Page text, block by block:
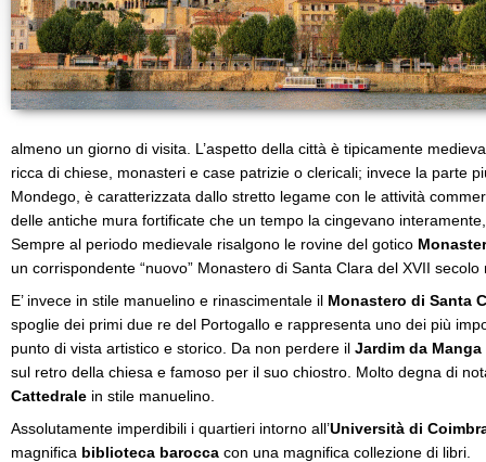
almeno un giorno di visita. L’aspetto della città è tipicamente
ricca di chiese, monasteri e case patrizie o clericali; invece la parte
Mondego, è caratterizzata dallo stretto legame con le attività
delle antiche mura fortificate che un tempo la cingevano
Sempre al periodo medievale risalgono le rovine del gotico
un corrispondente “nuovo” Monastero di Santa Clara del XVII secolo
E’ invece in stile manuelino e rinascimentale il Monastero di Santa
spoglie dei primi due re del Portogallo e rappresenta uno dei più
punto di vista artistico e storico. Da non perdere il Jardim da Manga
sul retro della chiesa e famoso per il suo chiostro. Molto degna di
Cattedrale in stile manuelino.
Assolutamente imperdibili i quartieri intorno all’Università di
magnifica biblioteca barocca con una magnifica collezione di libri.